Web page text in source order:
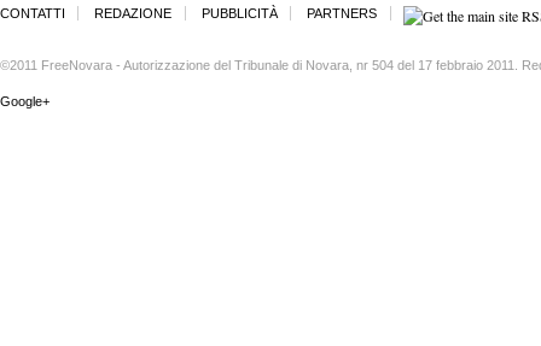
CONTATTI REDAZIONE PUBBLICITÀ PARTNERS
©2011 FreeNovara - Autorizzazione del Tribunale di Novara, nr 504 del 17 febbraio 2011.
Google+